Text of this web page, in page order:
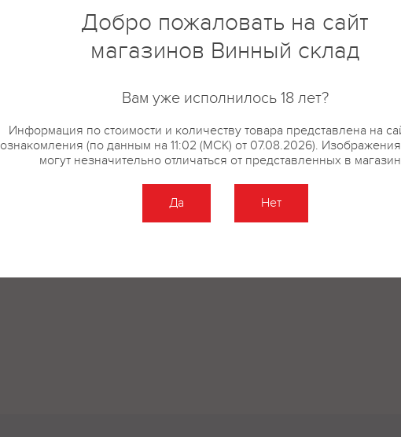
Добро пожаловать на сайт
магазинов Винный склад
Вам уже исполнилось 18 лет?
Информация по стоимости и количеству товара представлена на
ознакомления (по данным на 11:02 (МСК) от 07.08.2026).
могут незначительно отличаться от представленных в
Да Нет